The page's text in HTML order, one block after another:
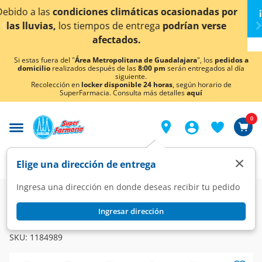
< div class="carousel-inner">
por
verse
¡Ahora también en Aguascalientes!Da
conocer detalles.
Si estas fuera del "Área Metropolitana de Guadalajara", los pedidos a
domicilio realizados después de las8:00 pm serán entregados al día
siguiente.
Recolección en locker disponible 24 horas, según horario de
SuperFarmacia. Consulta más detallesaquí
Elige una dirección de entrega
Ingresa una dirección en donde deseas recibir tu pedido
Ingresar dirección
×
0
Super Bebés Fórmulas Infantiles Crecimiento
Alimento para Niños Nido Kinder Deslactosado, 800 gr.
SKU: 1184989